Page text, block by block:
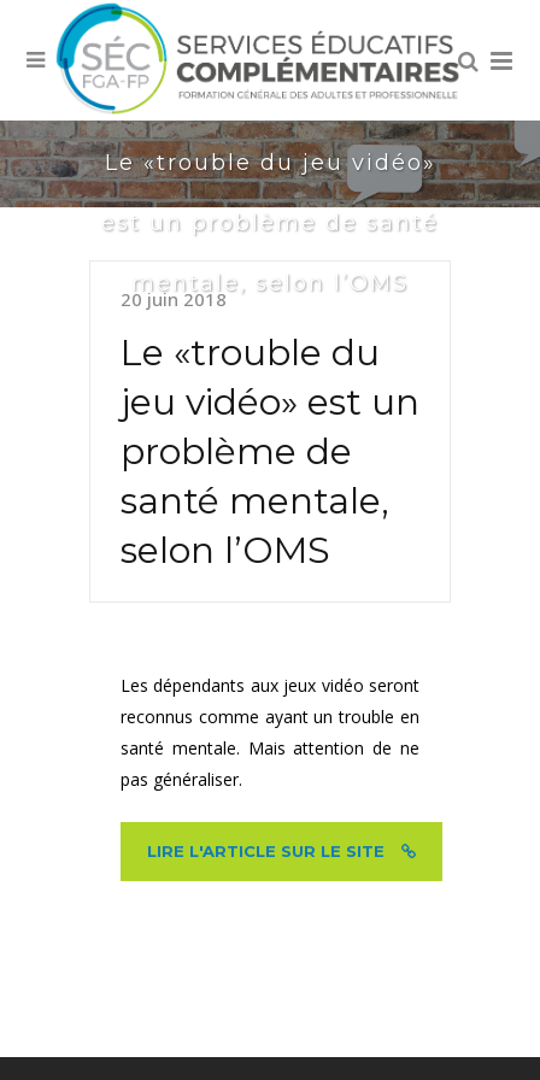
Le «trouble du jeu vidéo»
est un problème de santé
mentale, selon l’OMS
20 juin 2018
Le «trouble du
jeu vidéo» est un
problème de
santé mentale,
selon l’OMS
Les dépendants aux jeux vidéo seront
reconnus comme ayant un trouble en
santé mentale. Mais attention de ne
pas généraliser.
LIRE L'ARTICLE SUR LE SITE